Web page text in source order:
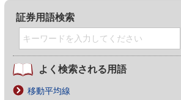
証券用語検索
よく検索される用語
移動平均線